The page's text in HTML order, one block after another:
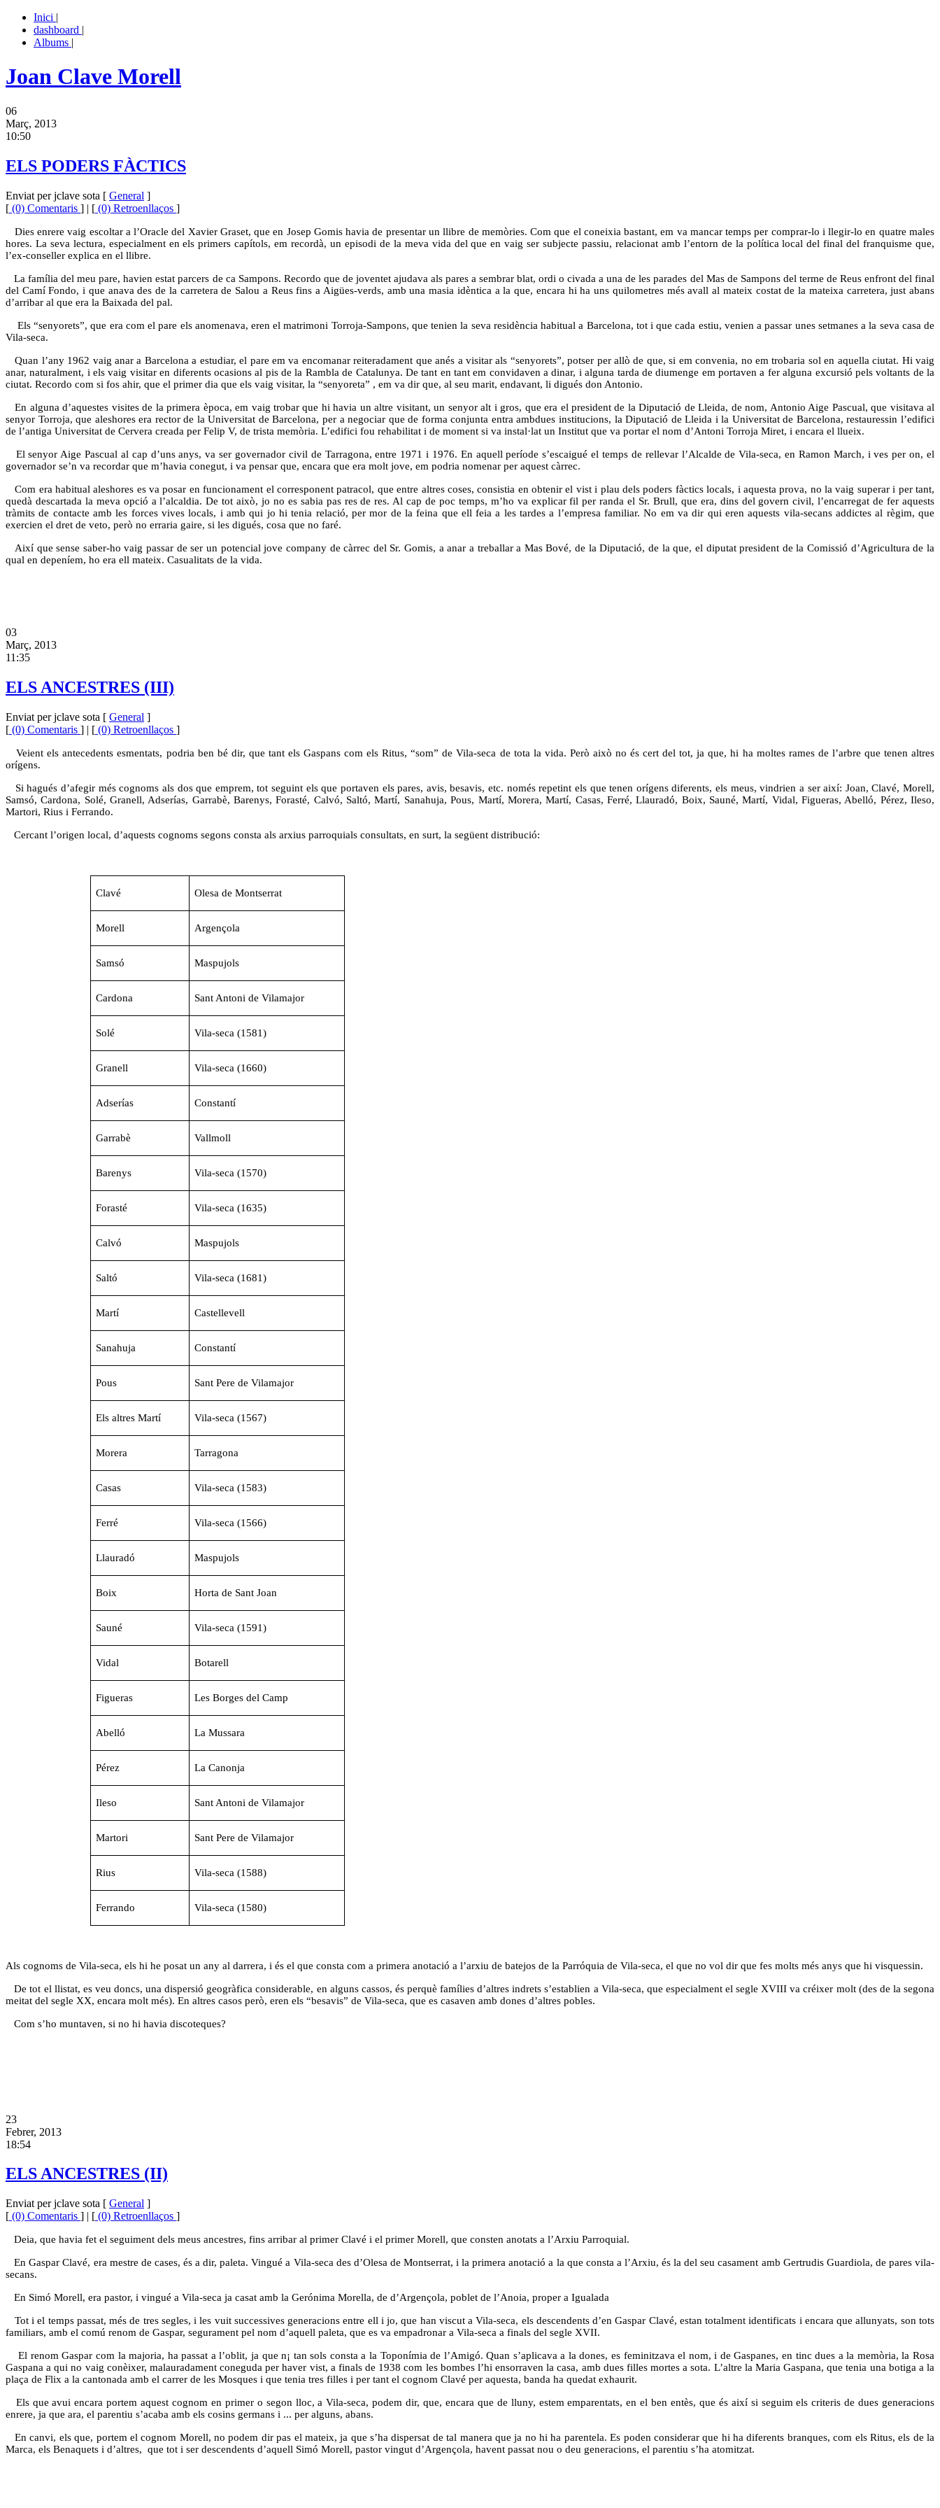
Inici |
dashboard |
Albums |
Joan Clave Morell
06
Març, 2013
10:50
ELS PODERS FÀCTICS
Enviat per jclave sota [ General ]
[ (0) Comentaris ] | [ (0) Retroenllaços ]
Dies enrere vaig escoltar a l’Oracle del Xavier Graset, que en Josep Gomis havia de presentar un llibre de memòries. Com que el coneixia bastant, em va mancar temps per comprar-lo i llegir-lo en quatre males
hores. La seva lectura, especialment en els primers capítols, em recordà, un episodi de la meva vida del que en vaig ser subjecte passiu, relacionat amb l’entorn de la política local del final del franquisme que,
l’ex-conseller explica en el llibre.
La família del meu pare, havien estat parcers de ca Sampons. Recordo que de joventet ajudava als pares a sembrar blat, ordi o civada a una de les parades del Mas de Sampons del terme de Reus enfront del final
del Camí Fondo, i que anava des de la carretera de Salou a Reus fins a Aigües-verds, amb una masia idèntica a la que, encara hi ha uns quilometres més avall al mateix costat de la mateixa carretera, just abans
d’arribar al que era la Baixada del pal.
Els “senyorets”, que era com el pare els anomenava, eren el matrimoni Torroja-Sampons, que tenien la seva residència habitual a Barcelona, tot i que cada estiu, venien a passar unes setmanes a la seva casa de
Vila-seca.
Quan l’any 1962 vaig anar a Barcelona a estudiar, el pare em va encomanar reiteradament que anés a visitar als “senyorets”, potser per allò de que, si em convenia, no em trobaria sol en aquella ciutat. Hi vaig
anar, naturalment, i els vaig visitar en diferents ocasions al pis de la Rambla de Catalunya. De tant en tant em convidaven a dinar, i alguna tarda de diumenge em portaven a fer alguna excursió pels voltants de la
ciutat. Recordo com si fos ahir, que el primer dia que els vaig visitar, la “senyoreta” , em va dir que, al seu marit, endavant, li digués don Antonio.
En alguna d’aquestes visites de la primera època, em vaig trobar que hi havia un altre visitant, un senyor alt i gros, que era el president de la Diputació de Lleida, de nom, Antonio Aige Pascual, que visitava al
senyor Torroja, que aleshores era rector de la Universitat de Barcelona, per a negociar que de forma conjunta entra ambdues institucions, la Diputació de Lleida i la Universitat de Barcelona, restauressin l’edifici
de l’antiga Universitat de Cervera creada per Felip V, de trista memòria. L’edifici fou rehabilitat i de moment si va instal·lat un Institut que va portar el nom d’Antoni Torroja Miret, i encara el llueix.
El senyor Aige Pascual al cap d’uns anys, va ser governador civil de Tarragona, entre 1971 i 1976. En aquell període s’escaigué el temps de rellevar l’Alcalde de Vila-seca, en Ramon March, i ves per on, el
governador se’n va recordar que m’havia conegut, i va pensar que, encara que era molt jove, em podria nomenar per aquest càrrec.
Com era habitual aleshores es va posar en funcionament el corresponent patracol, que entre altres coses, consistia en obtenir el vist i plau dels poders fàctics locals, i aquesta prova, no la vaig superar i per tant,
quedà descartada la meva opció a l’alcaldia. De tot això, jo no es sabia pas res de res. Al cap de poc temps, m’ho va explicar fil per randa el Sr. Brull, que era, dins del govern civil, l’encarregat de fer aquests
tràmits de contacte amb les forces vives locals, i amb qui jo hi tenia relació, per mor de la feina que ell feia a les tardes a l’empresa familiar. No em va dir qui eren aquests vila-secans addictes al règim, que
exercien el dret de veto, però no erraria gaire, si les digués, cosa que no faré.
Així que sense saber-ho vaig passar de ser un potencial jove company de càrrec del Sr. Gomis, a anar a treballar a Mas Bové, de la Diputació, de la que, el diputat president de la Comissió d’Agricultura de la
qual en depeníem, ho era ell mateix. Casualitats de la vida.
03
Març, 2013
11:35
ELS ANCESTRES (III)
Enviat per jclave sota [ General ]
[ (0) Comentaris ] | [ (0) Retroenllaços ]
Veient els antecedents esmentats, podria ben bé dir, que tant els Gaspans com els Ritus, “som” de Vila-seca de tota la vida. Però això no és cert del tot, ja que, hi ha moltes rames de l’arbre que tenen altres
orígens.
Si hagués d’afegir més cognoms als dos que emprem, tot seguint els que portaven els pares, avis, besavis, etc. només repetint els que tenen orígens diferents, els meus, vindrien a ser així: Joan, Clavé, Morell,
Samsó, Cardona, Solé, Granell, Adserías, Garrabè, Barenys, Forasté, Calvó, Saltó, Martí, Sanahuja, Pous, Martí, Morera, Martí, Casas, Ferré, Llauradó, Boix, Sauné, Martí, Vidal, Figueras, Abelló, Pérez, Ileso,
Martori, Rius i Ferrando.
Cercant l’origen local, d’aquests cognoms segons consta als arxius parroquials consultats, en surt, la següent distribució:
Clavé Olesa de Montserrat
Morell Argençola
Samsó Maspujols
Cardona Sant Antoni de Vilamajor
Solé Vila-seca (1581)
Granell Vila-seca (1660)
Adserías Constantí
Garrabè Vallmoll
Barenys Vila-seca (1570)
Forasté Vila-seca (1635)
Calvó Maspujols
Saltó Vila-seca (1681)
Martí Castellevell
Sanahuja Constantí
Pous Sant Pere de Vilamajor
Els altres Martí Vila-seca (1567)
Morera Tarragona
Casas Vila-seca (1583)
Ferré Vila-seca (1566)
Llauradó Maspujols
Boix Horta de Sant Joan
Sauné Vila-seca (1591)
Vidal Botarell
Figueras Les Borges del Camp
Abelló La Mussara
Pérez La Canonja
Ileso Sant Antoni de Vilamajor
Martori Sant Pere de Vilamajor
Rius Vila-seca (1588)
Ferrando Vila-seca (1580)
Als cognoms de Vila-seca, els hi he posat un any al darrera, i és el que consta com a primera anotació a l’arxiu de batejos de la Parróquia de Vila-seca, el que no vol dir que fes molts més anys que hi visquessin.
De tot el llistat, es veu doncs, una dispersió geogràfica considerable, en alguns cassos, és perquè famílies d’altres indrets s’establien a Vila-seca, que especialment el segle XVIII va créixer molt (des de la segona
meitat del segle XX, encara molt més). En altres casos però, eren els “besavis” de Vila-seca, que es casaven amb dones d’altres pobles.
Com s’ho muntaven, si no hi havia discoteques?
23
Febrer, 2013
18:54
ELS ANCESTRES (II)
Enviat per jclave sota [ General ]
[ (0) Comentaris ] | [ (0) Retroenllaços ]
Deia, que havia fet el seguiment dels meus ancestres, fins arribar al primer Clavé i el primer Morell, que consten anotats a l’Arxiu Parroquial.
En Gaspar Clavé, era mestre de cases, és a dir, paleta. Vingué a Vila-seca des d’Olesa de Montserrat, i la primera anotació a la que consta a l’Arxiu, és la del seu casament amb Gertrudis Guardiola, de pares vila-
secans.
En Simó Morell, era pastor, i vingué a Vila-seca ja casat amb la Gerónima Morella, de d’Argençola, poblet de l’Anoia, proper a Igualada
Tot i el temps passat, més de tres segles, i les vuit successives generacions entre ell i jo, que han viscut a Vila-seca, els descendents d’en Gaspar Clavé, estan totalment identificats i encara que allunyats, son tots
familiars, amb el comú renom de Gaspar, segurament pel nom d’aquell paleta, que es va empadronar a Vila-seca a finals del segle XVII.
El renom Gaspar com la majoria, ha passat a l’oblit, ja que n¡ tan sols consta a la Toponímia de l’Amigó. Quan s’aplicava a la dones, es feminitzava el nom, i de Gaspanes, en tinc dues a la memòria, la Rosa
Gaspana a qui no vaig conèixer, malauradament coneguda per haver vist, a finals de 1938 com les bombes l’hi ensorraven la casa, amb dues filles mortes a sota. L’altre la Maria Gaspana, que tenia una botiga a la
plaça de Flix a la cantonada amb el carrer de les Mosques i que tenia tres filles i per tant el cognom Clavé per aquesta, banda ha quedat exhaurit.
Els que avui encara portem aquest cognom en primer o segon lloc, a Vila-seca, podem dir, que, encara que de lluny, estem emparentats, en el ben entès, que és així si seguim els criteris de dues generacions
enrere, ja que ara, el parentiu s’acaba amb els cosins germans i ... per alguns, abans.
En canvi, els que, portem el cognom Morell, no podem dir pas el mateix, ja que s’ha dispersat de tal manera que ja no hi ha parentela. Es poden considerar que hi ha diferents branques, com els Ritus, els de la
Marca, els Benaquets i d’altres, que tot i ser descendents d’aquell Simó Morell, pastor vingut d’Argençola, havent passat nou o deu generacions, el parentiu s’ha atomitzat.